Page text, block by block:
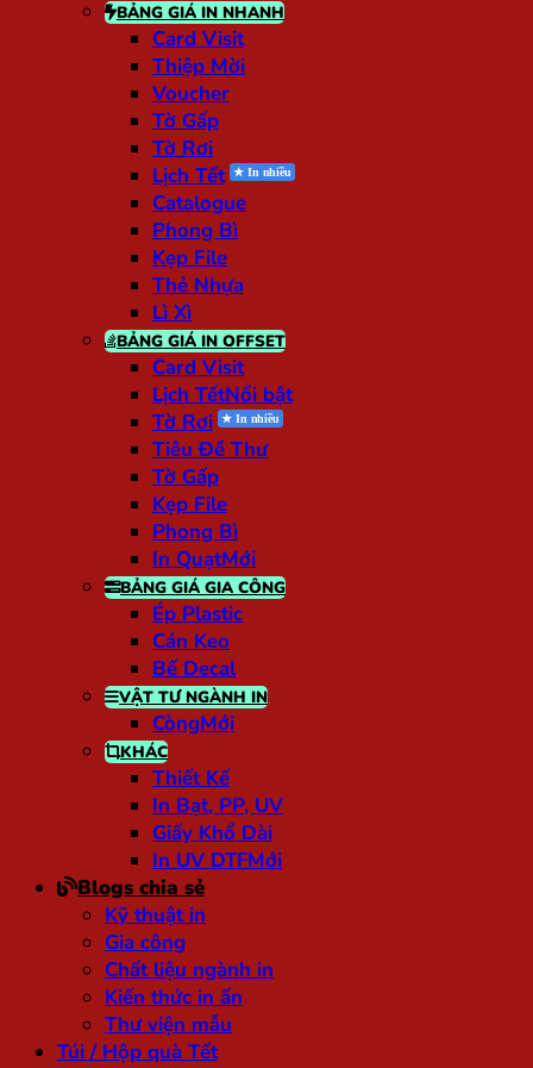
BẢNG GIÁ IN NHANH
Card Visit
Thiệp Mời
Voucher
Tờ Gấp
Tờ Rơi
Lịch Tết
Catalogue
Phong Bì
Kẹp File
Thẻ Nhựa
Lì Xì
BẢNG GIÁ IN OFFSET
Card Visit
Lịch Tết
Tờ Rơi
Tiêu Đề Thư
Tờ Gấp
Kẹp File
Phong Bì
In Quạt
BẢNG GIÁ GIA CÔNG
Ép Plastic
Cán Keo
Bế Decal
VẬT TƯ NGÀNH IN
Còng
KHÁC
Thiết Kế
In Bạt, PP, UV
Giấy Khổ Dài
In UV DTF
Blogs chia sẻ
Kỹ thuật in
Gia công
Chất liệu ngành in
Kiến thức in ấn
Thư viện mẫu
Túi / Hộp quà Tết